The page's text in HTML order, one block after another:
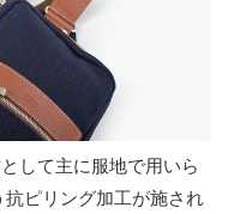
して主に服地で用いら
ピリング加工が施され